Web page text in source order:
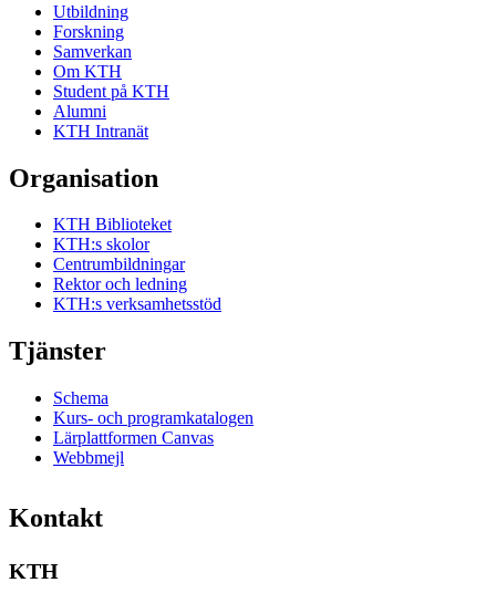
Utbildning
Forskning
Samverkan
Om KTH
Student på KTH
Alumni
KTH Intranät
Organisation
KTH Biblioteket
KTH:s skolor
Centrumbildningar
Rektor och ledning
KTH:s verksamhetsstöd
Tjänster
Schema
Kurs- och programkatalogen
Lärplattformen Canvas
Webbmejl
Kontakt
KTH